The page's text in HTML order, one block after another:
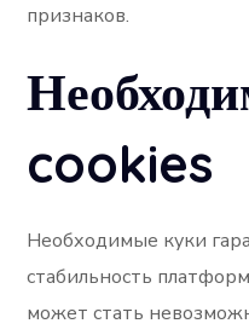
признаков.
cookies
Необходимые куки
стабильность
может стать